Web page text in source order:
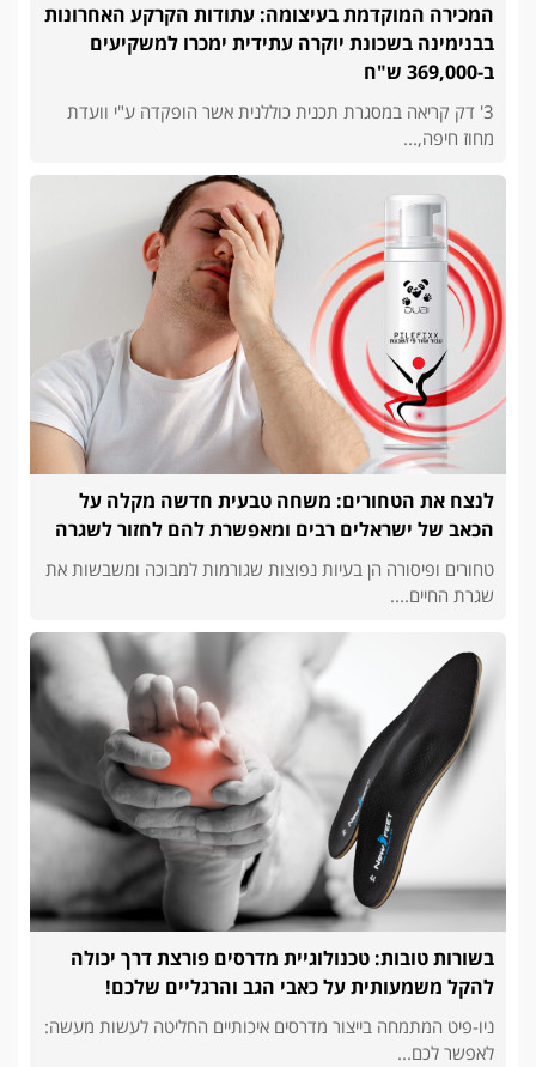
המכירה המוקדמת בעיצומה: עתודות הקרקע האחרונות
בבנימינה בשכונת יוקרה עתידית ימכרו למשקיעים
ב-369,000 ש"ח
3' דק קריאה במסגרת תכנית כוללנית אשר הופקדה ע"י וועדת
מחוז חיפה,...
לנצח את הטחורים: משחה טבעית חדשה מקלה על
הכאב של ישראלים רבים ומאפשרת להם לחזור לשגרה
טחורים ופיסורה הן בעיות נפוצות שגורמות למבוכה ומשבשות את
שגרת החיים....
בשורות טובות: טכנולוגיית מדרסים פורצת דרך יכולה
להקל משמעותית על כאבי הגב והרגליים שלכם!
ניו-פיט המתמחה בייצור מדרסים איכותיים החליטה לעשות מעשה:
לאפשר לכם...